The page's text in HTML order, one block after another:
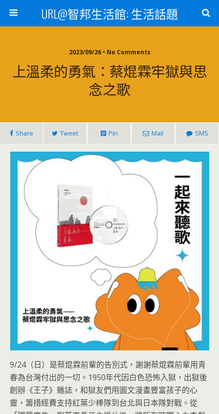
URL@智邦生活館: 生活話題
2023/09/26 • No Comments
上溫柔的勇氣：蔡焜霖牢獄與思
念之歌
Share Tweet Pin Mail SMS
9/24（日）是蔡焜霖前輩的告別式，謝謝蔡焜霖前輩用青
春為台灣付出的一切。1950年代因白色恐怖入獄，出獄後
創辦《王子》雜誌，和獄友們用圖文漫畫豐富孩子的心
靈，籌措經費支持紅葉少棒隊到台北與日本隊對戰。從